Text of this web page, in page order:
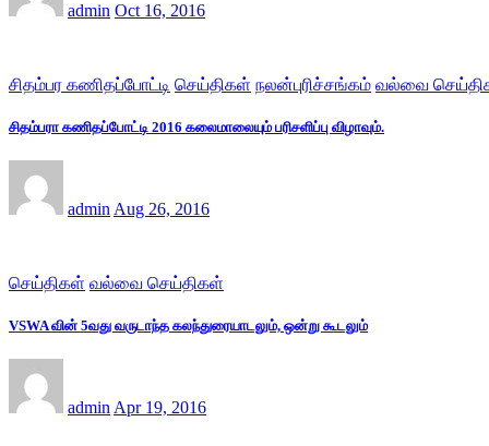
admin Oct 16, 2016
சிதம்பர கணிதப்போட்டி செய்திகள் நலன்புரிச்சங்கம் வல்வை
சிதம்பரா கணிதப்போட்டி 2016 கலைமாலையும் பரிசளிப்பு விழாவும்.
admin Aug 26, 2016
செய்திகள் வல்வை செய்திகள்
VSWA வின் 5வது வருடாந்த கலந்துரையாடலும், ஒன்று கூடலும்
admin Apr 19, 2016